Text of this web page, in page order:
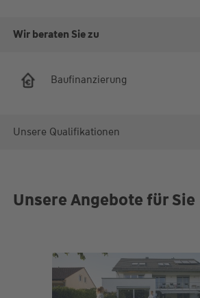
Wir beraten Sie zu
Baufinanzierung
Unsere Qualifikationen
Unsere Angebote für Sie